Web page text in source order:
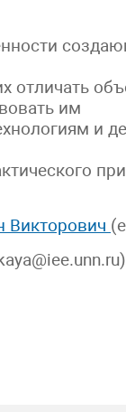
отличать
им
и
Викторович